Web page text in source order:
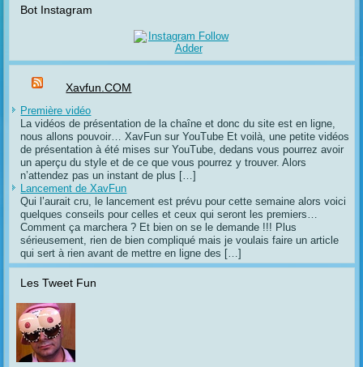
Bot Instagram
Xavfun.COM
Première vidéo
La vidéos de présentation de la chaîne et donc du site est en ligne,
nous allons pouvoir… XavFun sur YouTube Et voilà, une petite vidéos
de présentation à été mises sur YouTube, dedans vous pourrez avoir
un aperçu du style et de ce que vous pourrez y trouver. Alors
n’attendez pas un instant de plus […]
Lancement de XavFun
Qui l’aurait cru, le lancement est prévu pour cette semaine alors voici
quelques conseils pour celles et ceux qui seront les premiers…
Comment ça marchera ? Et bien on se le demande !!! Plus
sérieusement, rien de bien compliqué mais je voulais faire un article
qui sert à rien avant de mettre en ligne des […]
Les Tweet Fun